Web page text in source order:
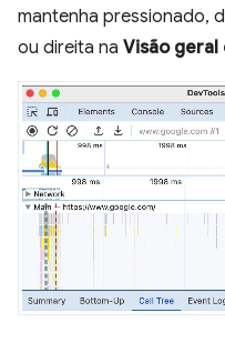
mantenha pressionado,
ou direita na Visão geral